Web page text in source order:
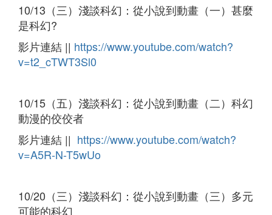
10/13（三）淺談科幻：從小說到動畫（一）甚麼
是科幻?
影片連結 || https://www.youtube.com/watch?
v=t2_cTWT3Sl0
10/15（五）淺談科幻：從小說到動畫（二）科幻
動漫的佼佼者
影片連結 || https://www.youtube.com/watch?
v=A5R-N-T5wUo
10/20（三）淺談科幻：從小說到動畫（三）多元
可能的科幻